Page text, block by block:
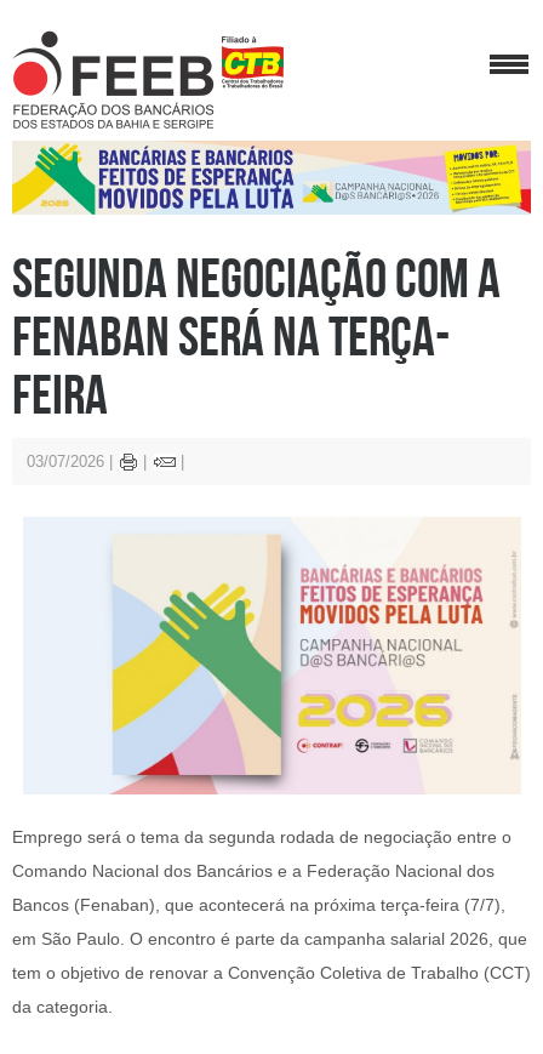
Segunda negociação com a
Fenaban será na terça-
feira
03/07/2026
Emprego será o tema da segunda rodada de negociação entre o
Comando Nacional dos Bancários e a Federação Nacional dos
Bancos (Fenaban), que acontecerá na próxima terça-feira (7/7),
em São Paulo. O encontro é parte da campanha salarial 2026, que
tem o objetivo de renovar a Convenção Coletiva de Trabalho (CCT)
da categoria.